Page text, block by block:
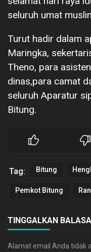
seluruh umat
Turut hadir dalam
Maringka,
Theno, para
dinas,para camat
seluruh Aparatur
Bitung.
Tag: Bitung
Pemkot Bitung
TINGGALKAN
Alamat email Anda tidak